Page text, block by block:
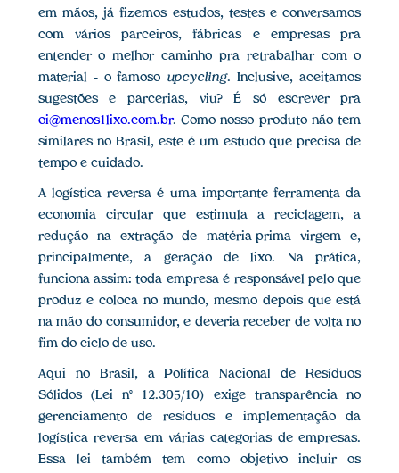
em mãos, já fizemos estudos, testes e conversamos
com vários parceiros, fábricas e empresas pra
entender o melhor caminho pra retrabalhar com o
material – o famoso upcycling. Inclusive, aceitamos
sugestões e parcerias, viu? É só escrever pra
oi@menos1lixo.com.br. Como nosso produto não tem
similares no Brasil, este é um estudo que precisa de
tempo e cuidado.
A logística reversa é uma importante ferramenta da
economia circular que estimula a reciclagem, a
redução na extração de matéria-prima virgem e,
principalmente, a geração de lixo. Na prática,
funciona assim: toda empresa é responsável pelo que
produz e coloca no mundo, mesmo depois que está
na mão do consumidor, e deveria receber de volta no
fim do ciclo de uso.
Aqui no Brasil, a Política Nacional de Resíduos
Sólidos (Lei nº 12.305/10) exige transparência no
gerenciamento de resíduos e implementação da
logística reversa em várias categorias de empresas.
Essa lei também tem como objetivo incluir os